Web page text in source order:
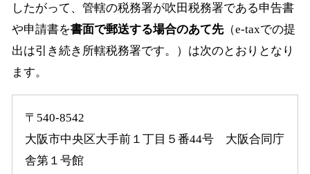
したがって、管轄の税務署が吹田税務署である申告書
や申請書を書面で郵送する場合のあて先（e-taxでの提
出は引き続き所轄税務署です。）は次のとおりとなり
ます。
〒540-8542
大阪市中央区大手前１丁目５番44号 大阪合同庁
舎第１号館